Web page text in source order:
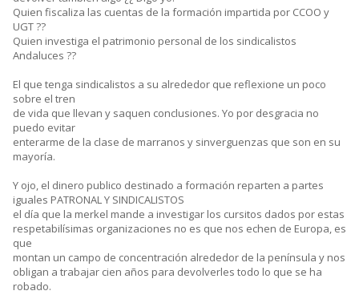
Quien fiscaliza las cuentas de la formación impartida por CCOO y
UGT ??
Quien investiga el patrimonio personal de los sindicalistos
Andaluces ??
El que tenga sindicalistos a su alrededor que reflexione un poco
sobre el tren
de vida que llevan y saquen conclusiones. Yo por desgracia no
puedo evitar
enterarme de la clase de marranos y sinverguenzas que son en su
mayoría.
Y ojo, el dinero publico destinado a formación reparten a partes
iguales PATRONAL Y SINDICALISTOS
el día que la merkel mande a investigar los cursitos dados por estas
respetabilísimas organizaciones no es que nos echen de Europa, es
que
montan un campo de concentración alrededor de la península y nos
obligan a trabajar cien años para devolverles todo lo que se ha
robado.